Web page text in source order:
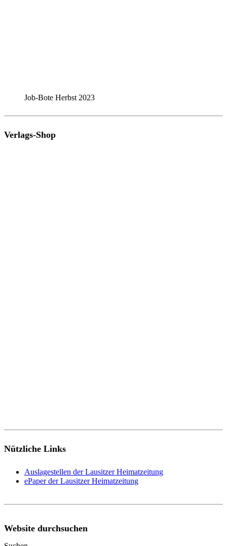
Job-Bote Herbst 2023
Verlags-Shop
Nützliche Links
Auslagestellen der Lausitzer Heimatzeitung
ePaper der Lausitzer Heimatzeitung
Website durchsuchen